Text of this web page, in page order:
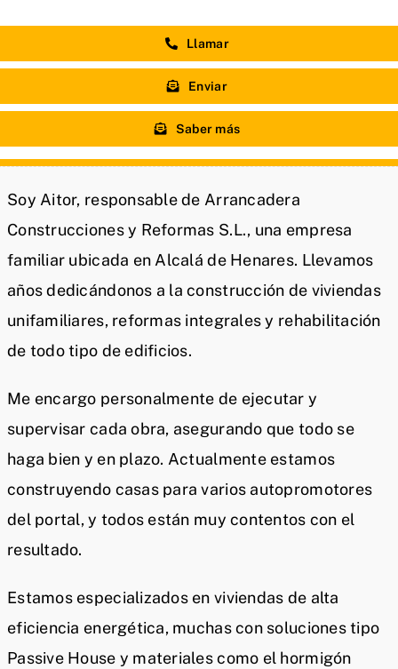
Soy Aitor, responsable de Arrancadera
Construcciones y Reformas S.L., una empresa
familiar ubicada en Alcalá de Henares. Llevamos
años dedicándonos a la construcción de viviendas
unifamiliares, reformas integrales y rehabilitación
de todo tipo de edificios.
Me encargo personalmente de ejecutar y
supervisar cada obra, asegurando que todo se
haga bien y en plazo. Actualmente estamos
construyendo casas para varios autopromotores
del portal, y todos están muy contentos con el
resultado.
Estamos especializados en viviendas de alta
eficiencia energética, muchas con soluciones tipo
Passive House y materiales como el hormigón
Llamar
Enviar
Saber más